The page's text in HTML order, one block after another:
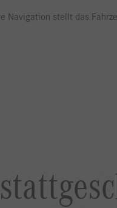
Navigation stellt das